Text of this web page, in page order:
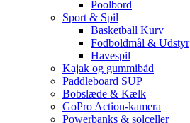
Poolbord
Sport & Spil
Basketball Kurv
Fodboldmål & Udstyr
Havespil
Kajak og gummibåd
Paddleboard SUP
Bobslæde & Kælk
GoPro Action-kamera
Powerbanks & solceller